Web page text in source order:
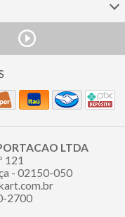
LTDA
121
- 02150-050
2700